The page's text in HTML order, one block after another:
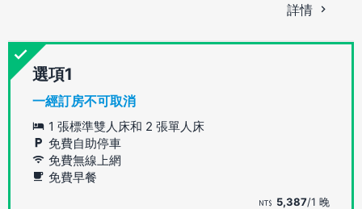
詳情
選項
一經訂房不可取消
1 張標準雙人床和 2 張單人床
免費自助停車
免費無線上網
免費早餐
5,387/1 晚